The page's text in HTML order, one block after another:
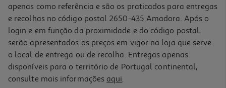
4.7
Frigorífico Combinado Hisense Rb390n4awe (no Frost E 186cm
apenas como referência e são os praticados para entregas
e recolhas no código postal 2650-435 Amadora. Após o
login e em função da proximidade e do código postal,
serão apresentados os preços em vigor na loja que serve
o local de entrega ou de recolha. Entregas apenas
disponíveis para o território de Portugal continental,
consulte mais informações aqui.